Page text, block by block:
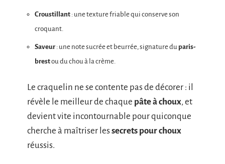
Croustillant : une texture friable qui conserve son
croquant.
Saveur: une note sucrée et beurrée, signature du paris-
brestou du chou à la crème.
Le craquelin ne se contente pas de décorer : il
révèle le meilleur de chaque pâte à choux, et
devient vite incontournable pour quiconque
cherche à maîtriser lessecrets pour choux
réussis.